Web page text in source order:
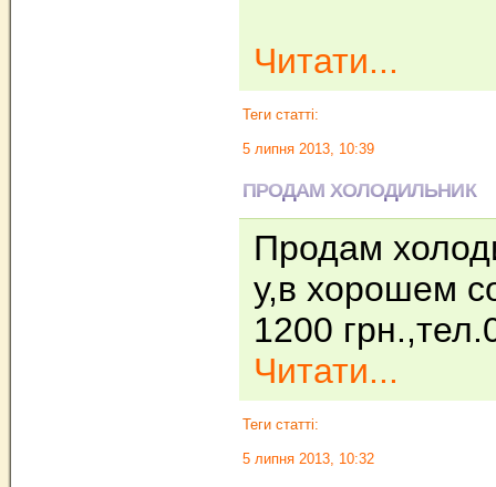
Читати...
Теги статті:
5 липня 2013, 10:39
ПРОДАМ ХОЛОДИЛЬНИК
Продам
у,в хорошем
1200
Читати...
Теги статті:
5 липня 2013, 10:32